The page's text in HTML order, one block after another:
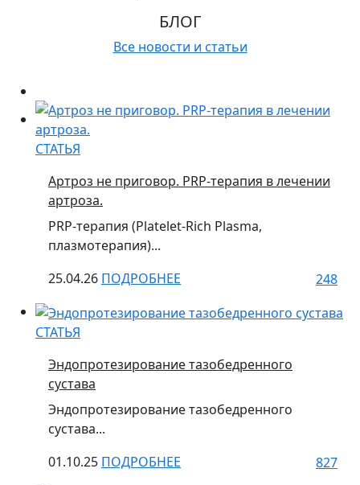
БЛОГ
Все новости и статьи
СТАТЬЯ
Артроз не приговор. PRP-терапия в лечении
артроза.
PRP-терапия (Platelet-Rich Plasma,
плазмотерапия)...
25.04.26 ПОДРОБНЕЕ 248
СТАТЬЯ
Эндопротезирование тазобедренного
сустава
Эндопротезирование тазобедренного
сустава...
01.10.25 ПОДРОБНЕЕ 827